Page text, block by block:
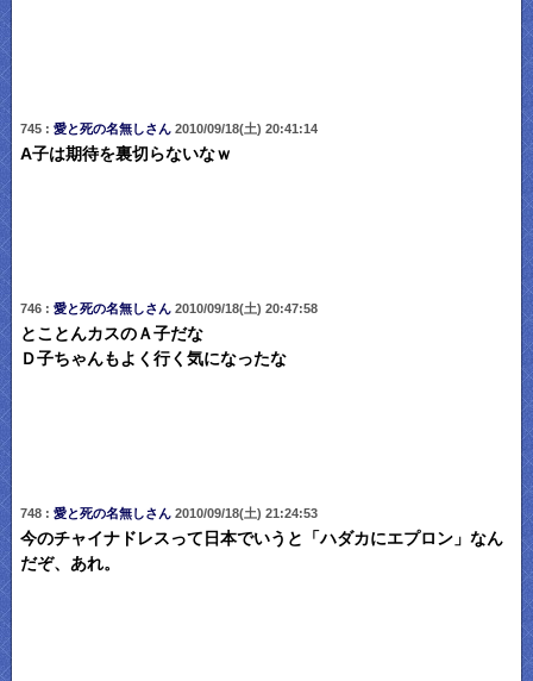
745 : 愛と死の名無しさん2010/09/18(土) 20:41:14
A子は期待を裏切らないなｗ
746 : 愛と死の名無しさん2010/09/18(土) 20:47:58
とことんカスのＡ子だな
Ｄ子ちゃんもよく行く気になったな
748 : 愛と死の名無しさん2010/09/18(土) 21:24:53
今のチャイナドレスって日本でいうと「ハダカにエプロン」なん
だぞ、あれ。